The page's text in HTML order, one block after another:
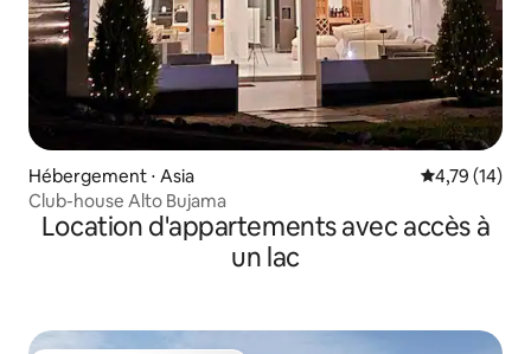
Hébergement ⋅ Asia Évaluation
4,79 (14)
Club-house Alto Bujama
Location d'appartements avec accès à
un lac